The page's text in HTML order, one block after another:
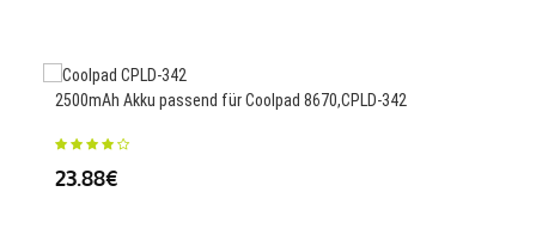
2500mAh Akku passend für Coolpad 8670,CPLD-342
23.88€